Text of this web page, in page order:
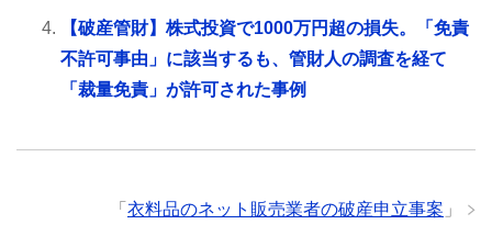
【破産管財】株式投資で1000万円超の損失。「免責
不許可事由」に該当するも、管財人の調査を経て
「裁量免責」が許可された事例
「 衣料品のネット販売業者の破産申立事案 」